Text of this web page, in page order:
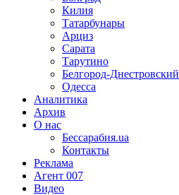
Килия
Татарбунары
Арциз
Сарата
Тарутино
Белгород-Днестровский
Одесса
Аналитика
Архив
О нас
Бессарабия.ua
Контакты
Реклама
Агент 007
Видео